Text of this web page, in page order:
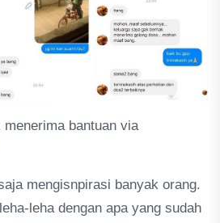
bantuan via
mengisnpirasi banyak orang.
leha dengan apa yang sudah